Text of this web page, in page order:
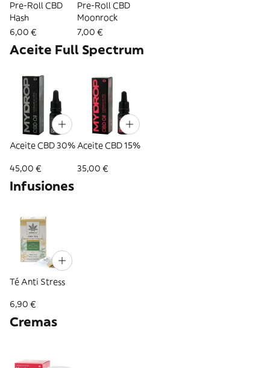
Pre-Roll CBD
Hash
6,00 €
Pre-Roll CBD
Moonrock
7,00 €
Aceite Full Spectrum
Aceite CBD 30%
45,00 €
Aceite CBD 15%
35,00 €
Infusiones
Té Anti Stress
6,90 €
Cremas